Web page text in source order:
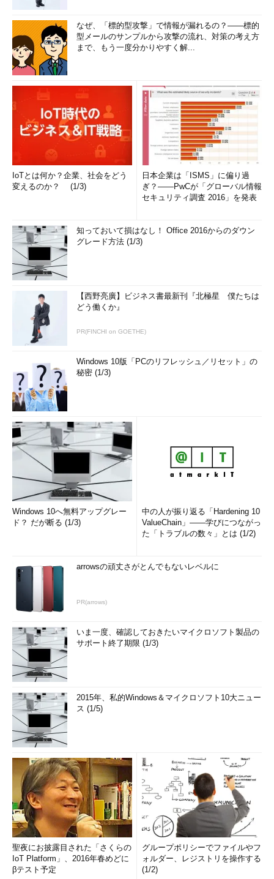
Windows 8の高速スタートアップでは、完全な再起動ではな
く、カーネル・モードの休止と再開を使って、高速な起動を
実現している。シャットダウン時にOSカーネル（デバイ
ス・ドライバとサービスを含む）をディスクに書き出して休
止させておき、起動時には休止状態ファイルのロードとそこ
なサービスのロードなどを行わないため、大幅に高速化でき
る。休止状態の保存のため、シャットダウン時間が少しだけ
長くなるが、実際には数秒なので、問題はないだろう。
次回起動時には、以前のような「
完全なブート処理（コール
ド・ブート）」ではなく、休止ファイルからの状態のロードとカ
ーネルやデバイス・ドライバ、サービスなどの起動だけで済むの
で、起動時間は大幅に短縮される。ファイル・システム経由でデ
ク読み出しの効率もよい（休止状態からの復帰には、マルチコア
を駆使して並列処理している）。カーネルをロードして起動でき
たら、あとはシェルのロードやユーザー・セッションの開始など
を行って、Windows 8の初期化（サインインの準備）が完了す
このような工夫により、コールド・ブートするよりも30～
70％程度高速化されているとのことである（以下のブログ参
照）。
Windows 8 でお届けする高速な起動（Windows エンジニ
アリング チームによるブログ）
システムを強制的にコールド・ブートさせる
高速スタートアップは便利な機能であるが、例えばシステムに
新しいデバイスを追加した場合などに問題が発生することがあ
る。USBのようなPnPデバイスでは自動的に検出され、ドライバ
がインストールされるが、カードを増設したような場合には増設
したデバイスが見つからず、エラーになることがある。そのよう
な場合は、システムを手動で完全にコールド・ブートさせるとよ
い。このためにはいくつか方法がある。本記事冒頭で紹介した方
法で、いったん高速スタートアップを無効にしてから再起動して
ずに、1回だけコールド・ブートできる。
GUIメニューで再起動させる
Windows 8システムをシャットダウンするには、設定チャーム
の「電源」をクリックして［シャットダウン］を選べばよいが、
［再起動］を選べばコールド・ブートになる。
GUIメニューで再起動する
これは設定チャームの「電源」をクリッ
クしたところ。システムを完全に再起動
させたい場合は、GUIで再起動メニュー
を選択する。
（1）マウス・カーソルを画面右下へ
移動させるか［Windows］＋［C］キー
などで設定チャームを表示させ、これを
クリックする。
なぜ、「標的型攻撃」で情報が漏れるの？――標的
型メールのサンプルから攻撃の流れ、対策の考え方
まで、もう一度分かりやすく解...
IoTとは何か？企業、社会をどう
変えるのか？ (1/3)
日本企業は「ISMS」に偏り過
ぎ？――PwCが「グローバル情報
セキュリティ調査 2016」を発表
知っておいて損はなし！ Office 2016からのダウン
グレード方法 (1/3)
【西野亮廣】ビジネス書最新刊『北極星 僕たちは
どう働くか』
PR(FINCHI on GOETHE)
Windows 10版「PCのリフレッシュ／リセット」の
秘密 (1/3)
Windows 10へ無料アップグレー
ド？ だが断る (1/3)
中の人が振り返る「Hardening 10
ValueChain」――学びにつながっ
た「トラブルの数々」とは (1/2)
arrowsの頑丈さがとんでもないレベルに
PR(arrows)
いま一度、確認しておきたいマイクロソフト製品の
サポート終了期限 (1/3)
2015年、私的Windows＆マイクロソフト10大ニュー
ス (1/5)
聖夜にお披露目された「さくらの
IoT Platform」、2016年春めどに
βテスト予定
グループポリシーでファイルやフ
ォルダー、レジストリを操作する
(1/2)